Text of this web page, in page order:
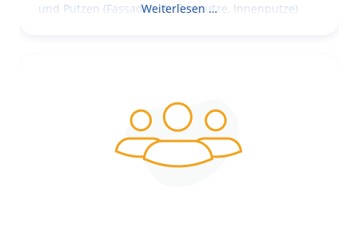
und Putzen (Fassaden, Außenputze, Innenputze)
Weiterlesen …